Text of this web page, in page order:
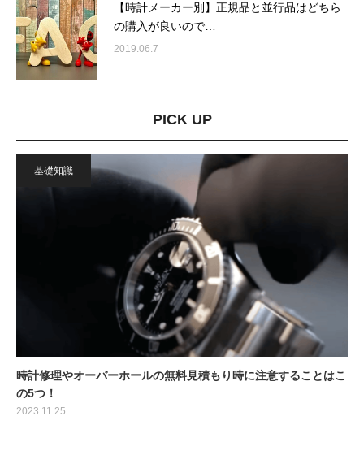
【時計メーカー別】正規品と並行品はどちら
の購入が良いので…
2019.06.7
PICK UP
基礎知識
時計修理やオーバーホールの無料見積もり時に注意することはこ
の5つ！
2023.11.25